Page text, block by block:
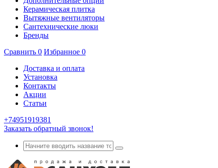
Керамическая плитка
Вытяжные вентиляторы
Сантехнические люки
Бренды
Сравнить 0 Избранное 0
Доставка и оплата
Установка
Контакты
Акции
Статьи
+74951919381
Заказать обратный звонок!